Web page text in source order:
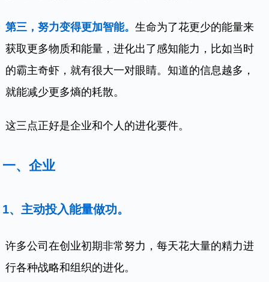
第三，努力变得更加智能。生命为了花更少的能量来
获取更多物质和能量，进化出了感知能力，比如当时
的霸主奇虾，就有很大一对眼睛。知道的信息越多，
就能减少更多熵的耗散。
这三点正好是企业和个人的进化要件。
一、企业
1、主动投入能量做功。
许多公司在创业初期非常努力，每天花大量的精力进
行各种战略和组织的进化。